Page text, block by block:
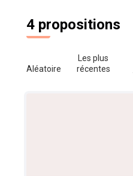
4 propositions
Aléatoire
Les plus
récentes